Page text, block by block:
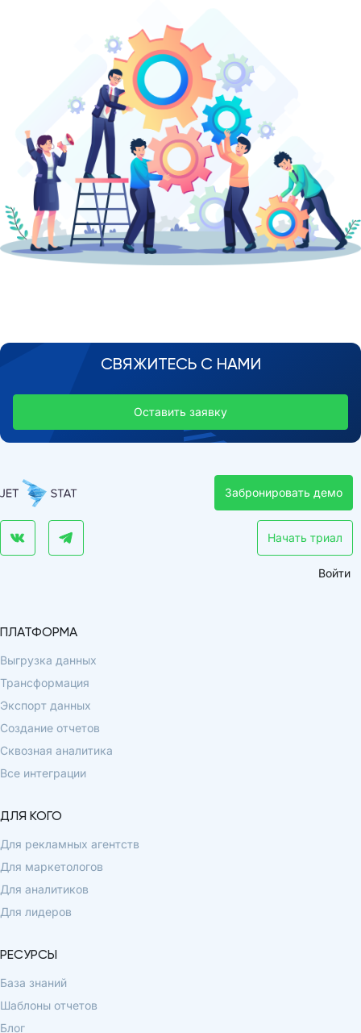
СВЯЖИТЕСЬ С НАМИ
Оставить заявку
Забронировать демо
Начать триал
Войти
ПЛАТФОРМА
Выгрузка данных
Трансформация
Экспорт данных
Создание отчетов
Сквозная аналитика
Все интеграции
ДЛЯ КОГО
Для рекламных агентств
Для маркетологов
Для аналитиков
Для лидеров
РЕСУРСЫ
База знаний
Шаблоны отчетов
Блог